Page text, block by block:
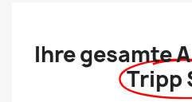
Ihre gesamte
Tripp